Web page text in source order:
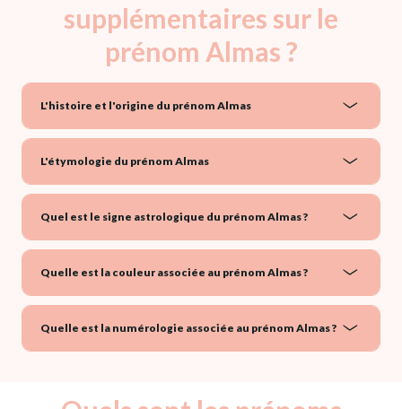
supplémentaires sur le
prénom Almas ?
L'histoire et l'origine du prénom Almas
L'étymologie du prénom Almas
Quel est le signe astrologique du prénom Almas ?
Quelle est la couleur associée au prénom Almas ?
Quelle est la numérologie associée au prénom Almas ?